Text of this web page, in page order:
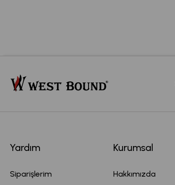
Yardım
Siparişlerim
Kurumsal
Hakkımızda